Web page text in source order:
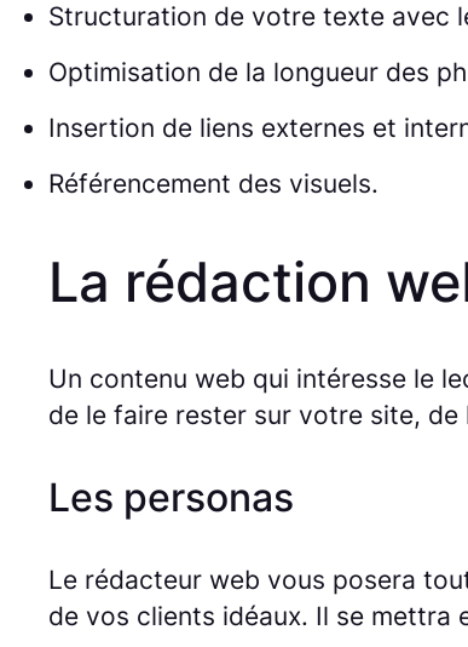
Structuration de votre texte avec
Optimisation de la longueur des
Insertion de liens externes et
Référencement des visuels.
La rédaction
Un contenu web qui intéresse le
de le faire rester sur votre site,
Les personas
Le rédacteur web vous posera
de vos clients idéaux. Il se mettra